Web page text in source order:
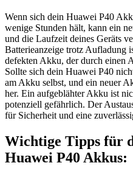
Wenn sich dein Huawei P40
wenige Stunden hält, kann ein
und die Laufzeit deines Geräts
Batterieanzeige trotz Aufladung
defekten Akku, der durch einen
Sollte sich dein Huawei P40
am Akku selbst, und ein neuer
her. Ein aufgeblähter Akku ist
potenziell gefährlich. Der
für Sicherheit und eine
Wichtige Tipps für
Huawei P40 Akkus: